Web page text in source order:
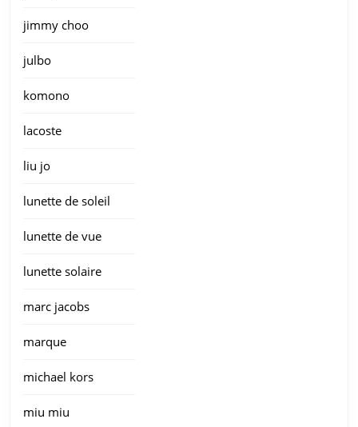
jimmy choo
julbo
komono
lacoste
liu jo
lunette de soleil
lunette de vue
lunette solaire
marc jacobs
marque
michael kors
miu miu